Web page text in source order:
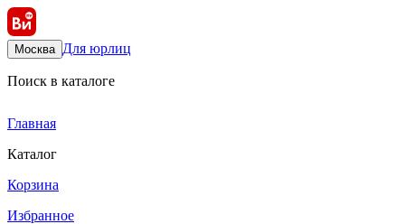
Москва Для юрлиц
Поиск в каталоге
Главная
Каталог
Корзина
Избранное